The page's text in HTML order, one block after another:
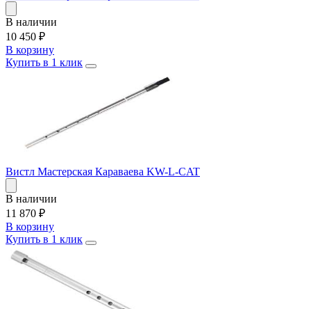
В наличии
10 450 ₽
В корзину
Купить в 1 клик
Вистл Мастерская Караваева KW-L-CAT
В наличии
11 870 ₽
В корзину
Купить в 1 клик